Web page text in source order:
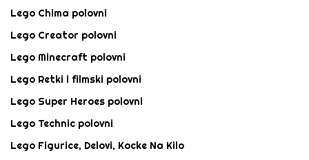
Lego Chima polovni
Lego Creator polovni
Lego Minecraft polovni
Lego Retki i filmski polovni
Lego Super Heroes polovni
Lego Technic polovni
Lego Figurice, Delovi, Kocke Na Kilo